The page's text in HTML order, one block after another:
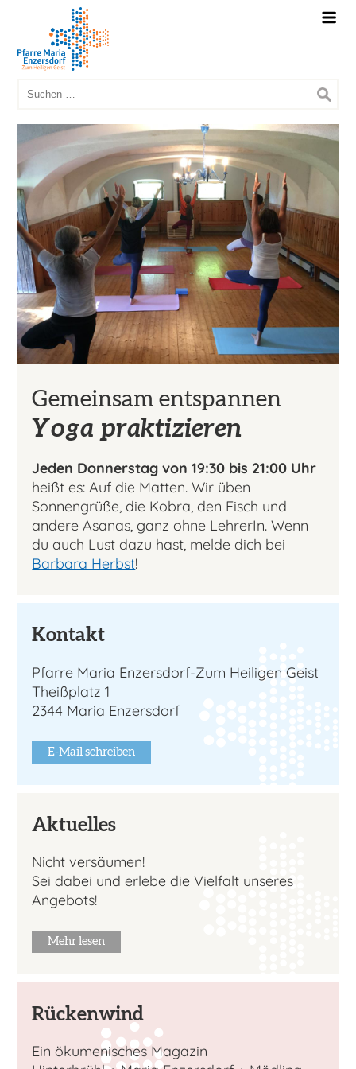
Suchen
Gemeinsam entspannen
Yoga praktizieren
Jeden Donnerstag von 19:30 bis 21:00 Uhr
heißt es: Auf die Matten. Wir üben
Sonnengrüße, die Kobra, den Fisch und
andere Asanas, ganz ohne LehrerIn. Wenn
du auch Lust dazu hast, melde dich bei
Barbara Herbst!
Kontakt
Pfarre Maria Enzersdorf-Zum Heiligen Geist
Theißplatz 1
2344 Maria Enzersdorf
E-Mail schreiben
Aktuelles
Nicht versäumen!
Sei dabei und erlebe die Vielfalt unseres
Angebots!
Mehr lesen
Rückenwind
Ein ökumenisches Magazin